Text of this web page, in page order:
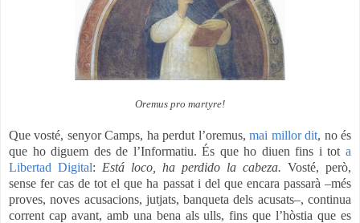
Oremus pro martyre!
Que vosté, senyorCamps, ha perdut l’oremus,mai millor dit, no és
que ho diguem des de l’Informatiu. És que ho diuen fins i tota
Libertad Digital: Está loco, ha perdido la cabeza. Vosté, però,
sense fer cas de tot el que ha passat i del que encara passarà –més
proves, noves acusacions, jutjats, banqueta dels acusats–, continua
corrent cap avant, amb una bena als ulls, fins que l’hòstia que es